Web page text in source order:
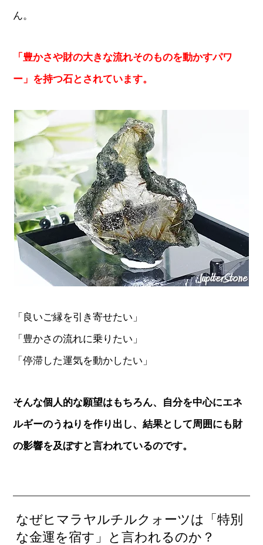
ん。
「豊かさや財の大きな流れそのものを動かすパワ
ー」を持つ石とされています。
「良いご縁を引き寄せたい」
「豊かさの流れに乗りたい」
「停滞した運気を動かしたい」
そんな個人的な願望はもちろん、自分を中心にエネ
ルギーのうねりを作り出し、結果として周囲にも財
の影響を及ぼすと言われているのです。
なぜヒマラヤルチルクォーツは「特別
な金運を宿す」と言われるのか？